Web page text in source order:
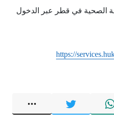
الصحية في قطر عبر الدخول
https://